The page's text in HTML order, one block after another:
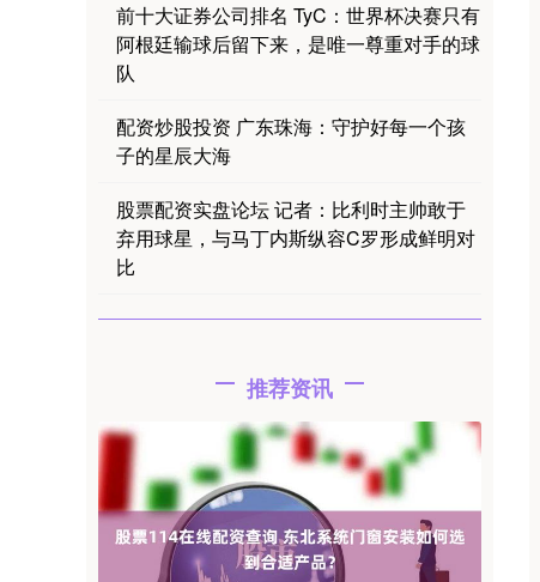
前十大证券公司排名 TyC：世界杯决赛只有
阿根廷输球后留下来，是唯一尊重对手的球
队
配资炒股投资 广东珠海：守护好每一个孩
子的星辰大海
股票配资实盘论坛 记者：比利时主帅敢于
弃用球星，与马丁内斯纵容C罗形成鲜明对
比
推荐资讯